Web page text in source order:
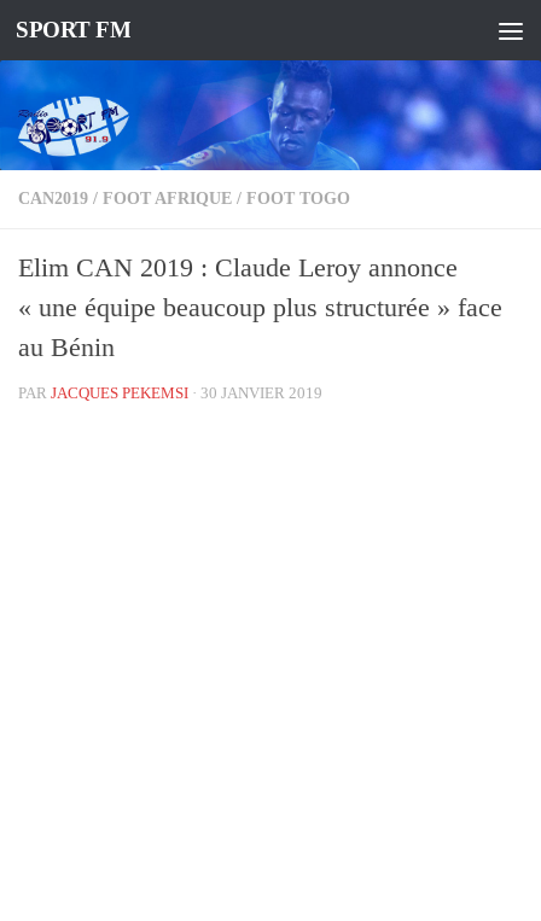
SPORT FM
CAN2019 / FOOT AFRIQUE / FOOT TOGO
Elim CAN 2019 : Claude Leroy annonce
« une équipe beaucoup plus structurée » face
au Bénin
PAR JACQUES PEKEMSI · 30 JANVIER 2019